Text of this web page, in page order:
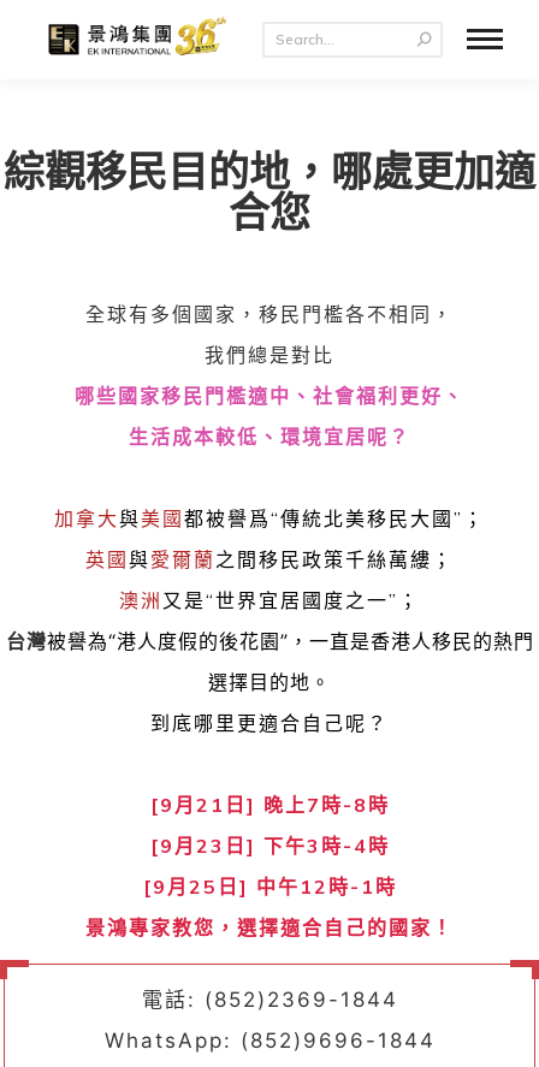
綜觀移民目的地，哪處更加適
合您
全球有多個國家，移民門檻各不相同，
我們總是對比
哪些國家移民門檻適中、社會福利更好、
生活成本較低、環境宜居呢？
加拿大與美國都被譽爲“傳統北美移民大國”；
英國與愛爾蘭之間移民政策千絲萬縷；
澳洲 又是“世界宜居國度之一”；
台灣被譽為“港人度假的後花園”，一直是香港人移民的熱門
選擇目的地。
到底哪里更適合自己呢？
[9月21日] 晚上7時-8時
[9月23日] 下午3時-4時
[9月25日] 中午12時-1時
景鴻專家教您，選擇適合自己的國家！
電話: (852)2369-1844
WhatsApp: (852)9696-1844